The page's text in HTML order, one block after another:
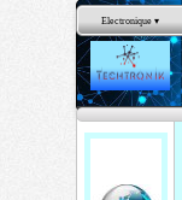
Electronique ▾